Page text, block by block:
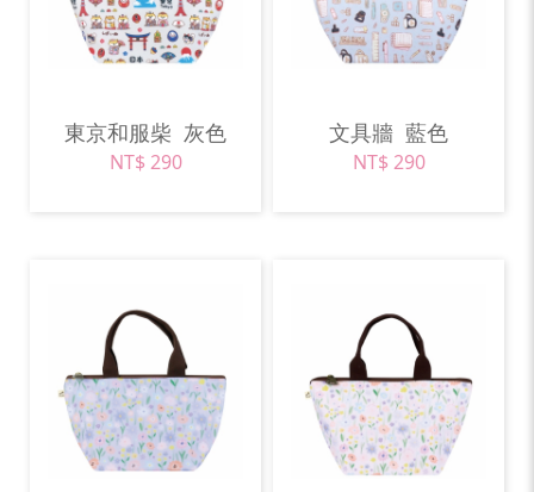
東京和服柴 灰色
NT$ 290
文具牆 藍色
NT$ 290